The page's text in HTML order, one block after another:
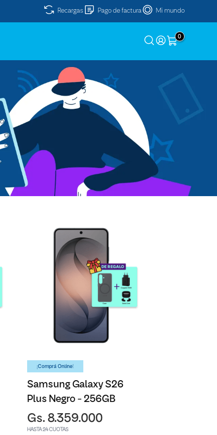
Recargas Pago de factura Mi mundo
0
¡Comprá Online!
Samsung Galaxy S26
Plus Negro - 256GB
Gs. 8.359.000
HASTA 24 CUOTAS